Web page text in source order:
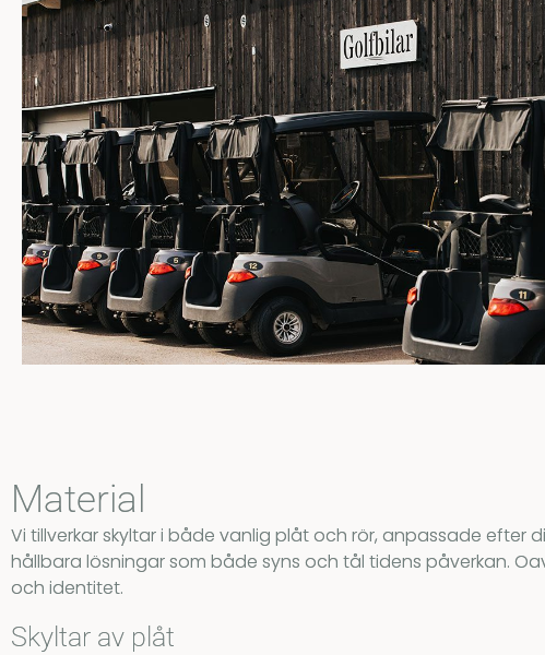
Material
Vi tillverkar skyltar i både vanlig plåt och rör, anpassade
hållbara lösningar som både syns och tål tidens påverkan.
och identitet.
Skyltar av plåt